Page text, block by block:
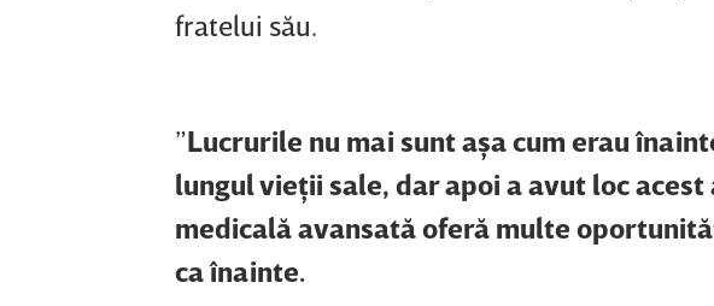
fratelui său.
”Lucrurile nu mai sunt aşa cum erau
lungul vieţii sale, dar apoi a avut loc
medicală avansată oferă multe
ca înainte.